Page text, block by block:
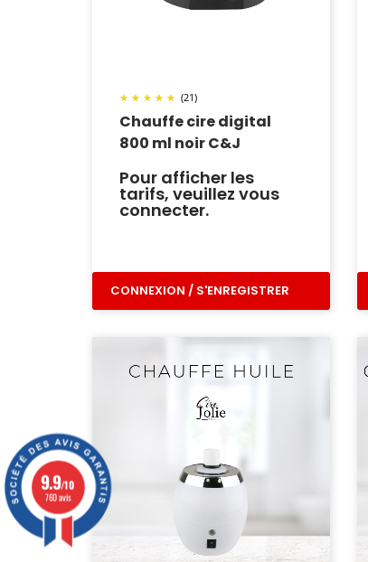
Chauffe cire digital
800 ml noir C&J
(21)
Pour afficher les
tarifs, veuillez vous
connecter.
CONNEXION / S'ENREGISTRER
9.9/10
760 avis